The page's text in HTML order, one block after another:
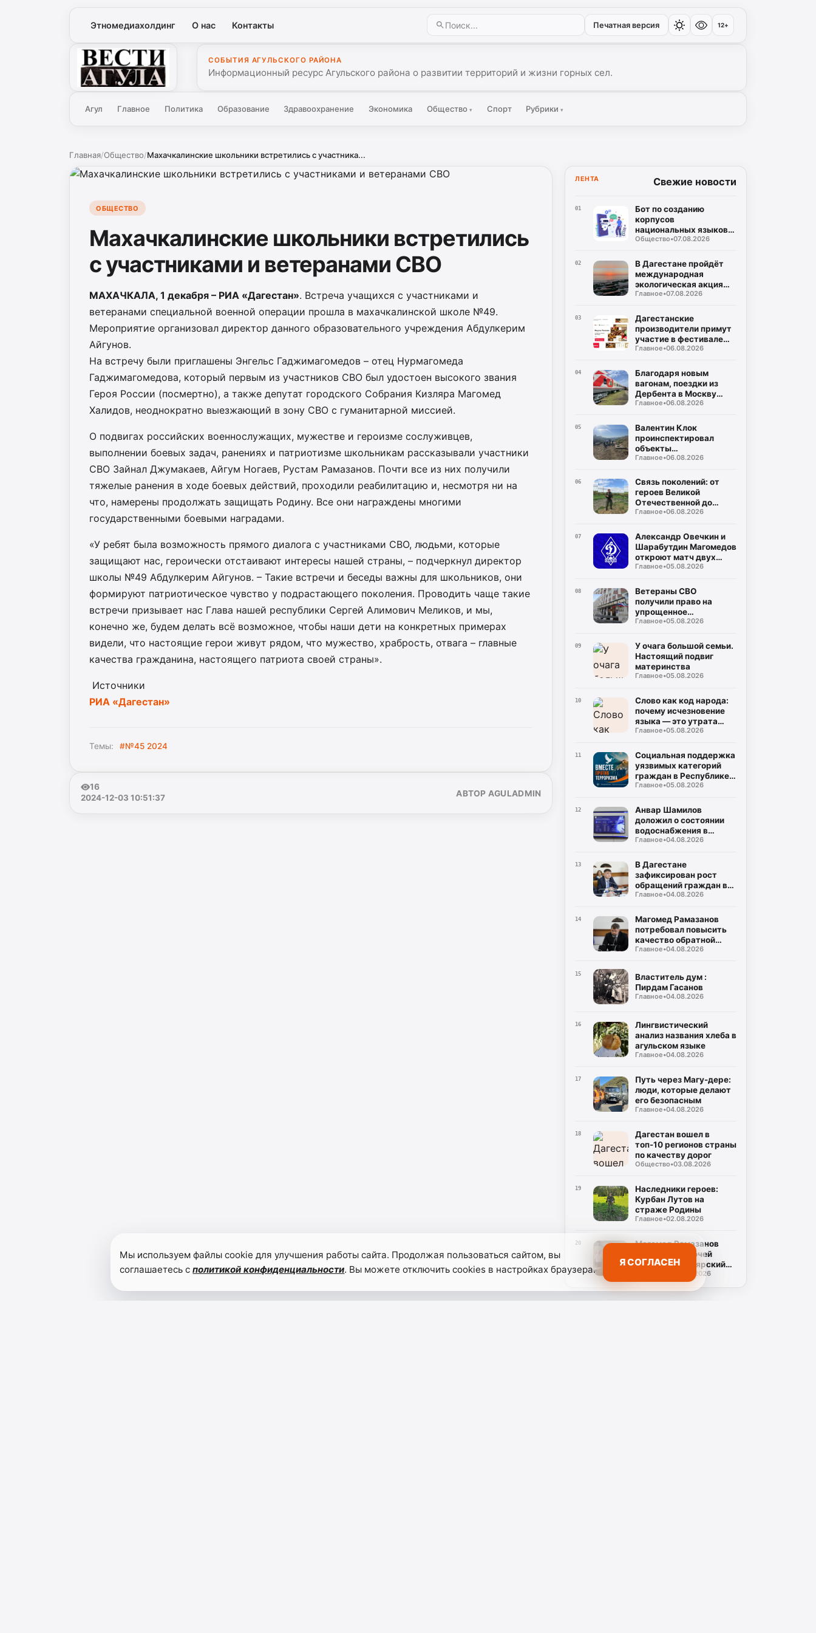
Этномедиахолдинг О нас Контакты Печатная версия 12+
Вести Агула
СОБЫТИЯ АГУЛЬСКОГО РАЙОНА
Информационный ресурс Агульского района о развитии территорий и жизни горных сел.
Агул Главное Политика Образование Здравоохранение Экономика Общество ▾ Спорт Рубрики▾
Главная/Общество/Махачкалинские школьники встретились с участника...
ОБЩЕСТВО
Махачкалинские школьники встретились
с участниками и ветеранами СВО
МАХАЧКАЛА, 1 декабря – РИА «Дагестан». Встреча учащихся с участниками и
ветеранами специальной военной операции прошла в махачкалинской школе №49.
Мероприятие организовал директор данного образовательного учреждения Абдулкерим
Айгунов.
На встречу были приглашены Энгельс Гаджимагомедов – отец Нурмагомеда
Гаджимагомедова, который первым из участников СВО был удостоен высокого звания
Героя России (посмертно), а также депутат городского Собрания Кизляра Магомед
Халидов, неоднократно выезжающий в зону СВО с гуманитарной миссией.
О подвигах российских военнослужащих, мужестве и героизме сослуживцев,
выполнении боевых задач, ранениях и патриотизме школьникам рассказывали участники
СВО Зайнал Джумакаев, Айгум Ногаев, Рустам Рамазанов. Почти все из них получили
тяжелые ранения в ходе боевых действий, проходили реабилитацию и, несмотря ни на
что, намерены продолжать защищать Родину. Все они награждены многими
государственными боевыми наградами.
«У ребят была возможность прямого диалога с участниками СВО, людьми, которые
защищают нас, героически отстаивают интересы нашей страны, – подчеркнул директор
школы №49 Абдулкерим Айгунов. – Такие встречи и беседы важны для школьников, они
формируют патриотическое чувство у подрастающего поколения. Проводить чаще такие
встречи призывает нас Глава нашей республики Сергей Алимович Меликов, и мы,
конечно же, будем делать всё возможное, чтобы наши дети на конкретных примерах
видели, что настоящие герои живут рядом, что мужество, храбрость, отвага – главные
качества гражданина, настоящего патриота своей страны».
Источники
РИА «Дагестан»
Темы: #№45 2024
16
2024-12-03 10:51:37
АВТОР AGULADMIN
ЛЕНТА Свежие новости
01
Бот по созданию
корпусов
национальных языков
дагестанских народов
Общество•07.08.2026
02
В Дагестане пройдёт
международная
экологическая акция
«Чистый Каспий»
Главное•07.08.2026
03
Дагестанские
производители примут
участие в фестивале
«Вкусы России»
Главное•06.08.2026
04
Благодаря новым
вагонам, поездки из
Дербента в Москву
станут комфортнее
Главное•06.08.2026
05
Валентин Клок
проинспектировал
объекты
водоснабжения в
Главное•06.08.2026
06
Связь поколений: от
героев Великой
Отечественной до
защитников СВО
Главное•06.08.2026
07
Александр Овечкин и
Шарабутдин Магомедов
откроют матч двух
«Динамо»
Главное•05.08.2026
08
Ветераны СВО
получили право на
упрощенное
заключение
Главное•05.08.2026
09
У очага большой семьи.
Настоящий подвиг
материнства
Главное•05.08.2026
10
Слово как код народа:
почему исчезновение
языка — это утрата
мира
Главное•05.08.2026
11
Социальная поддержка
уязвимых категорий
граждан в Республике
Дагестан
Главное•05.08.2026
12
Анвар Шамилов
доложил о состоянии
водоснабжения в
районах и городах
Главное•04.08.2026
13
В Дагестане
зафиксирован рост
обращений граждан в
органы власти
Главное•04.08.2026
14
Магомед Рамазанов
потребовал повысить
качество обратной
связи с населением
Главное•04.08.2026
15
Властитель дум :
Пирдам Гасанов
Главное•04.08.2026
16
Лингвистический
анализ названия хлеба в
агульском языке
Главное•04.08.2026
17
Путь через Магу-дере:
люди, которые делают
его безопасным
Главное•04.08.2026
18
Дагестан вошел в
топ-10 регионов страны
по качеству дорог
Общество•03.08.2026
19
Наследники героев:
Курбан Лутов на
страже Родины
Главное•02.08.2026
20
Магомед Рамазанов
посетил с рабочей
поездкой Кизлярский
02.08.2026
Мы используем файлы cookie для улучшения работы сайта. Продолжая пользоваться сайтом, вы
соглашаетесь сполитикой конфиденциальности. Вы можете отключить cookies в настройках браузера.
Я СОГЛАСЕН